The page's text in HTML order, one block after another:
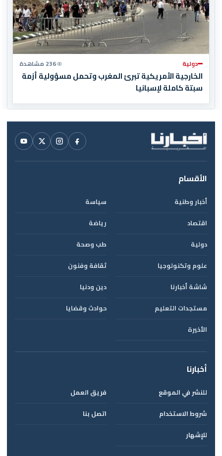
دولية 236 مشاهدة
الخارجية الأمريكية تبرئ المغرب وتحمل مسؤولية أزمة
سبتة كاملة لإسبانيا
الأقسام
أخبار وطنية
سياسة
اقتصاد
رياضة
دولية
طب وصحة
علوم وتكنولوجيا
ثقافة وفنون
شاشة أخبارنا
دين ودنيا
مستجدات التعليم
حوادث وقضايا
الأخيرة
أخبارنا
للنشر في الموقع
فريق العمل
شروط الاستخدام
اتصل بنا
للإشهار